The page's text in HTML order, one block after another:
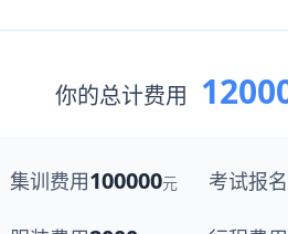
你的总计费用
集训费用100000元 考试报